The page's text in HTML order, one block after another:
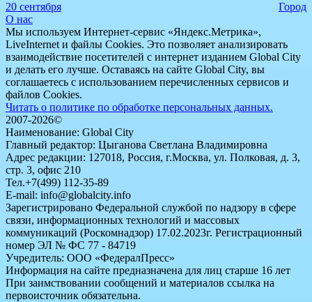
20 сентября
Город
О нас
Мы используем Интернет-сервис «Яндекс.Метрика»,
LiveInternet и файлы Cookies. Это позволяет анализировать
взаимодействие посетителей с интернет изданием Global City
и делать его лучше. Оставаясь на сайте Global City, вы
соглашаетесь с использованием перечисленных сервисов и
файлов Cookies.
Читать о политике по обработке персональных данных.
2007-2026©
Наименование: Global City
Главный редактор: Цыганова Светлана Владимировна
Адрес редакции: 127018, Россия, г.Москва, ул. Полковая, д. 3,
стр. 3, офис 210
Тел.+7(499) 112-35-89
E-mail: info@globalcity.info
Зарегистрировано Федеральной службой по надзору в сфере
связи, информационных технологий и массовых
коммуникаций (Роскомнадзор) 17.02.2023г. Регистрационный
номер ЭЛ № ФС 77 - 84719
Учредитель: ООО «ФедералПресс»
Информация на сайте предназначена для лиц старше 16 лет
При заимствовании сообщений и материалов ссылка на
первоисточник обязательна.